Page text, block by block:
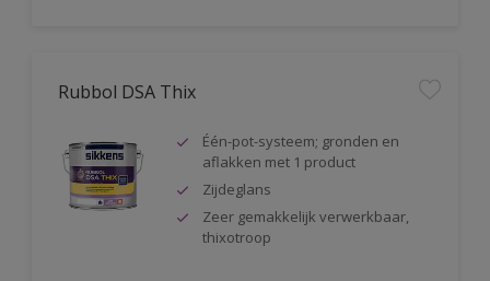
Rubbol DSA Thix
Één-pot-systeem; gronden en
aflakken met 1 product
Zijdeglans
Zeer gemakkelijk verwerkbaar,
thixotroop